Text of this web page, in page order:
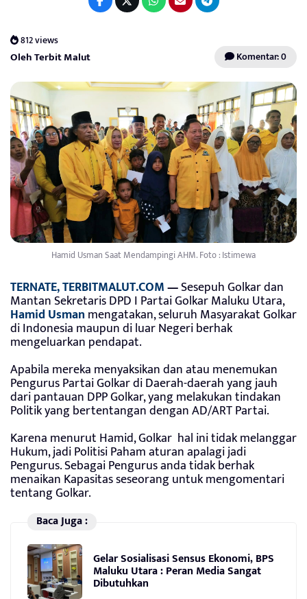
812 views
Oleh Terbit Malut Komentar: 0
Hamid Usman Saat Mendampingi AHM. Foto : Istimewa
TERNATE, TERBITMALUT.COM—Sesepuh Golkar dan
Mantan Sekretaris DPD I Partai Golkar Maluku Utara,
Hamid Usman mengatakan, seluruh Masyarakat Golkar
di Indonesia maupun di luar Negeri berhak
mengeluarkan pendapat.
Apabila mereka menyaksikan dan atau menemukan
Pengurus Partai Golkar di Daerah-daerah yang jauh
dari pantauan DPP Golkar, yang melakukan tindakan
Politik yang bertentangan dengan AD/ART Partai.
Karena menurut Hamid, Golkar hal ini tidak melanggar
Hukum, jadi Politisi Paham aturan apalagi jadi
Pengurus. Sebagai Pengurus anda tidak berhak
menaikan Kapasitas seseorang untuk mengomentari
tentang Golkar.
Baca Juga :
Gelar Sosialisasi Sensus Ekonomi, BPS
Maluku Utara : Peran Media Sangat
Dibutuhkan